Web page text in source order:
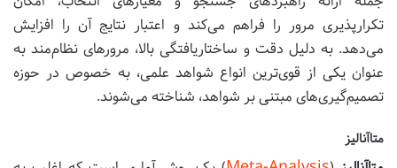
تکرارپذیری مرور را فراهم می‌کند و اعتبار نتایج آن را افزایش
می‌دهد. به دلیل دقت و ساختاریافتگی بالا، مرورهای نظام‌مند به
عنوان یکی از قوی‌ترین انواع شواهد علمی، به خصوص در حوزه
تصمیم‌گیری‌های مبتنی بر شواهد، شناخته می‌شوند.
متاآنالیز